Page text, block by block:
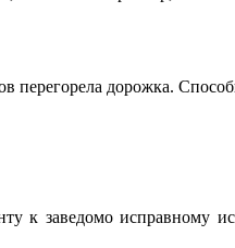
дорожка.
к заведомо исправному